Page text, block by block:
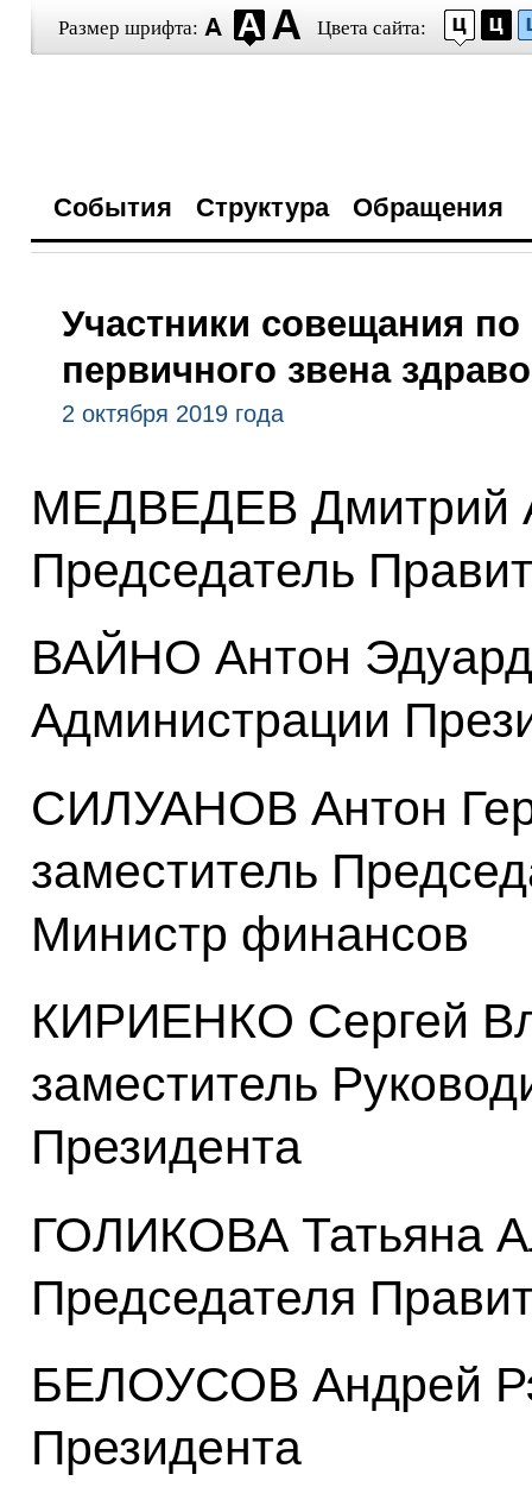
Размер шрифта: Цвета сайта:
События Структура Обращения
Участники совещания
первичного звена
2 октября 2019 года
МЕДВЕДЕВ Дмитрий
Председатель
ВАЙНО Антон
Администрации
СИЛУАНОВ Антон
заместитель
Министр финансов
КИРИЕНКО Сергей
заместитель
Президента
ГОЛИКОВА Татьяна
Председателя
БЕЛОУСОВ Андрей
Президента